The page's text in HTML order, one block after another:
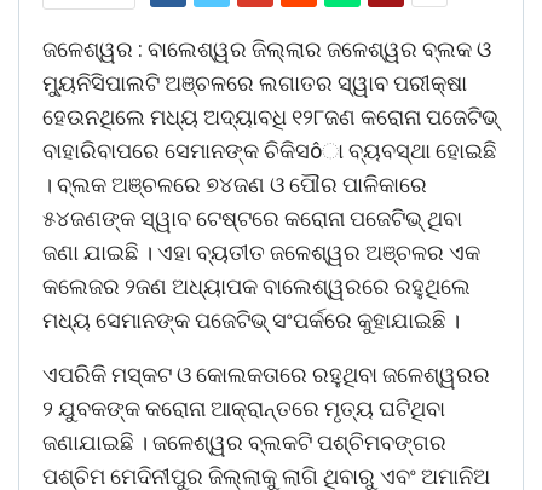
ଜଳେଶ୍ୱର : ବାଲେଶ୍ୱର ଜିଲ୍ଲାର ଜଳେଶ୍ୱର ବ୍ଲକ ଓ
ମୁ୍ୟନିସିପାଲଟି ଅଞ୍ଚଳରେ ଲଗାତର ସ୍ୱାବ ପରୀକ୍ଷା
ହେଉନଥିଲେ ମଧ୍ୟ ଅଦ୍ୟାବଧି ୧୨୮ଜଣ କରୋନା ପଜେଟିଭ୍
ବାହାରିବାପରେ ସେମାନଙ୍କ ଚିକିସôା ବ୍ୟବସ୍ଥା ହୋଇଛି
। ବ୍ଲକ ଅଞ୍ଚଳରେ ୭୪ଜଣ ଓ ପୌର ପାଳିକାରେ
୫୪ଜଣଙ୍କ ସ୍ୱାବ ଟେଷ୍ଟରେ କରୋନା ପଜେଟିଭ୍ ଥିବା
ଜଣା ଯାଇଛି । ଏହା ବ୍ୟତୀତ ଜଳେଶ୍ୱର ଅଞ୍ଚଳର ଏକ
କଲେଜର ୨ଜଣ ଅଧ୍ୟାପକ ବାଲେଶ୍ୱରରେ ରହୁଥିଲେ
ମଧ୍ୟ ସେମାନଙ୍କ ପଜେଟିଭ୍ ସଂପର୍କରେ କୁହାଯାଇଛି ।
ଏପରିକି ମସ୍କଟ ଓ କୋଲକତାରେ ରହୁଥିବା ଜଳେଶ୍ୱରର
୨ ଯୁବକଙ୍କ କରୋନା ଆକ୍ରାନ୍ତରେ ମୃତ୍ୟ ଘଟିଥିବା
ଜଣାଯାଇଛି । ଜଳେଶ୍ୱର ବ୍ଲକଟି ପଶ୍ଚିମବଙ୍ଗର
ପଶ୍ଚିମ ମେଦିନୀପୁର ଜିଲ୍ଲାକୁ ଲାଗି ଥିବାରୁ ଏବଂ ଅମାନିଅ